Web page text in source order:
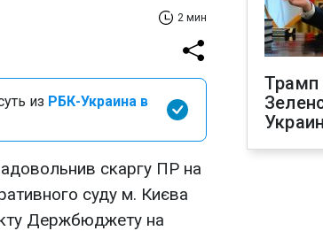
2 мин
из РБК-Украина в
скаргу ПР на
суду м. Києва
Держбюджету на
Трамп